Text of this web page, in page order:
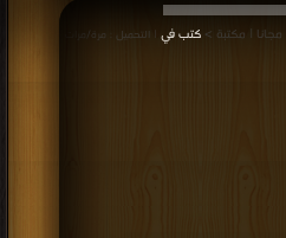
كتب في | التحميل : مرة/مرات